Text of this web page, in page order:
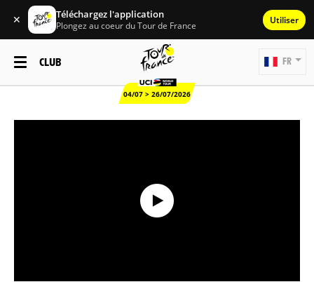
✕ Téléchargez l'application
Plongez au coeur du Tour de France Utiliser
CLUB
04/07 > 26/07/2026
FR